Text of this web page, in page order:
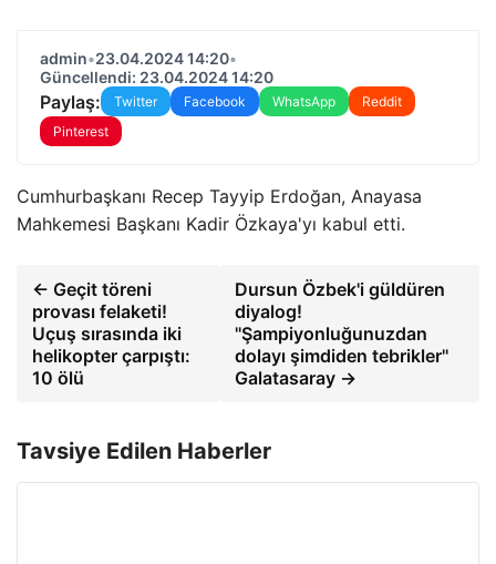
admin•23.04.2024 14:20•
Güncellendi: 23.04.2024 14:20
Paylaş: Twitter Facebook WhatsApp
Reddit
Pinterest
Cumhurbaşkanı Recep Tayyip Erdoğan, Anayasa
Mahkemesi Başkanı Kadir Özkaya'yı kabul etti.
← Geçit töreni
provası felaketi!
Uçuş sırasında iki
helikopter çarpıştı:
10 ölü
Dursun Özbek'i güldüren
diyalog!
''Şampiyonluğunuzdan
dolayı şimdiden tebrikler''
Galatasaray →
Tavsiye Edilen Haberler